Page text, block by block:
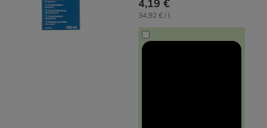
4,19 €
34,92 € / l